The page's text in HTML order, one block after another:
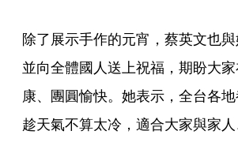
除了展示手作的元宵，蔡英文也
並向全體國人送上祝福，期盼大
康、團圓愉快。她表示，全台各
趁天氣不算太冷，適合大家與家